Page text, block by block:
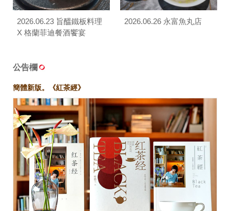
2026.06.23 旨醞鐵板料理
X 格蘭菲迪餐酒饗宴
2026.06.26 永富魚丸店
公告欄
簡體新版。《紅茶經》